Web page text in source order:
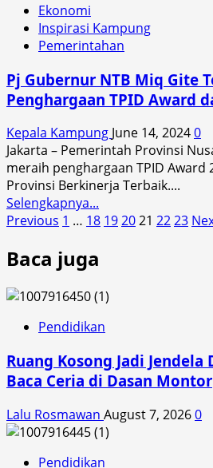
Jajaran
Gelar
Shalat
Idul
Adha
di
Lombok
Epicentrum
Mall
Ekonomi
Inspirasi Kampung
Pemerintahan
Pj Gubernur NTB Miq Gite
Penghargaan TPID Award
Kepala Kampung June 14, 20240
Jakarta – Pemerintah Provinsi
meraih penghargaan TPID Award
Provinsi Berkinerja Terbaik....
Selengkapnya...
more
NTB
Miq
Gite
Penghargaan
TPID
dari
Presiden
Posts
pagination
Previous 1 … 18 192021 2223
Baca juga
Pendidikan
Ruang Kosong Jadi
Baca Ceria di Dasan Montor
Lalu Rosmawan August 7, 20260
Pendidikan